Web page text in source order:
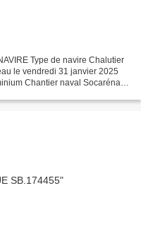
Type de navire Chalutier
le vendredi 31 janvier 2025
Chantier naval Socarénam